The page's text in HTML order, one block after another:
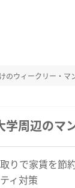
のウィークリー・マ
学周辺のマ
りで家賃を節
ィ対策